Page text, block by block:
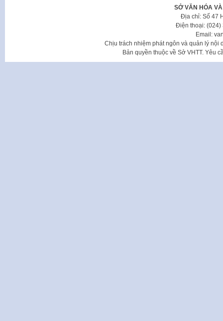
SỞ VĂN HÓA
Địa chỉ: Số 47
Điện thoại: (024)
Email:
Chịu trách nhiệm phát ngôn và quản lý nội
Bản quyền thuộc về Sở VHTT. Yêu